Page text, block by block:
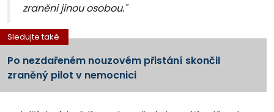
zraněni jinou osobou."
Sledujte také
Po nezdařeném nouzovém přistání skončil
zraněný pilot v nemocnici